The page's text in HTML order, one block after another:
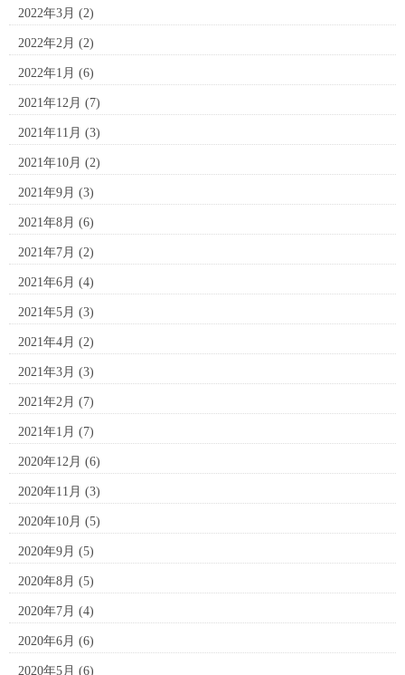
2022年3月 (2)
2022年2月 (2)
2022年1月 (6)
2021年12月 (7)
2021年11月 (3)
2021年10月 (2)
2021年9月 (3)
2021年8月 (6)
2021年7月 (2)
2021年6月 (4)
2021年5月 (3)
2021年4月 (2)
2021年3月 (3)
2021年2月 (7)
2021年1月 (7)
2020年12月 (6)
2020年11月 (3)
2020年10月 (5)
2020年9月 (5)
2020年8月 (5)
2020年7月 (4)
2020年6月 (6)
2020年5月 (6)